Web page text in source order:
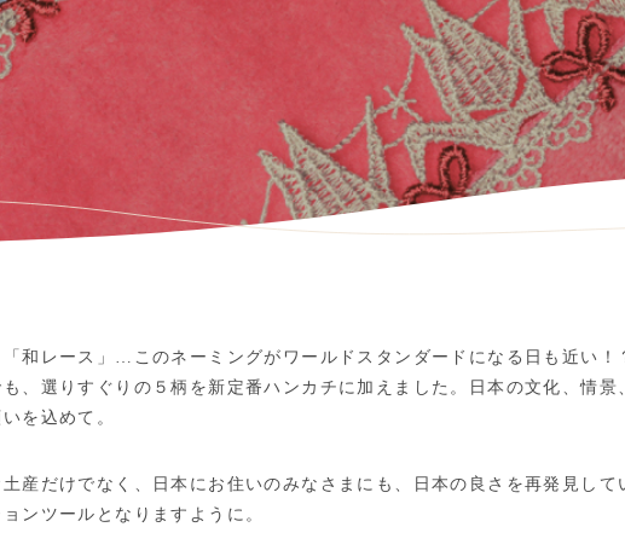
和レース」…このネーミングがワールドスタンダードになる日も近い！
も、選りすぐりの５柄を新定番ハンカチに加えました。日本の文化、情
を込めて。
産だけでなく、日本にお住いのみなさまにも、日本の良さを再発見し
ンツールとなりますように。